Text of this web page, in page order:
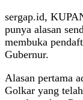
sergap.id,
punya alasan
membuka
Gubernur.
Alasan pertama
Golkar yang